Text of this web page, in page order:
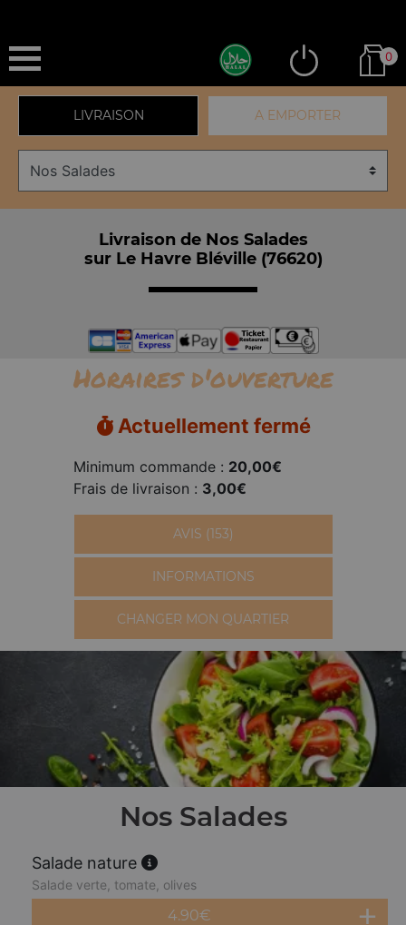
0
LIVRAISON A EMPORTER
Livraison de Nos Salades
sur Le Havre Bléville (76620)
Horaires d'ouverture
Actuellement fermé
Minimum commande : 20,00€
Frais de livraison : 3,00€
AVIS (153)
INFORMATIONS
CHANGER MON QUARTIER
Nos Salades
Salade nature
Salade verte, tomate, olives
4.90€